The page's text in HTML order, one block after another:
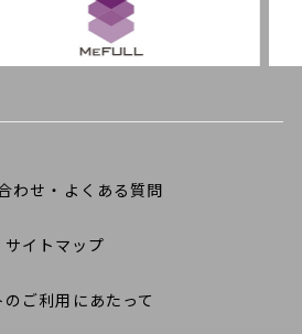
わせ・よくある質問
サイトマップ
のご利用にあたって